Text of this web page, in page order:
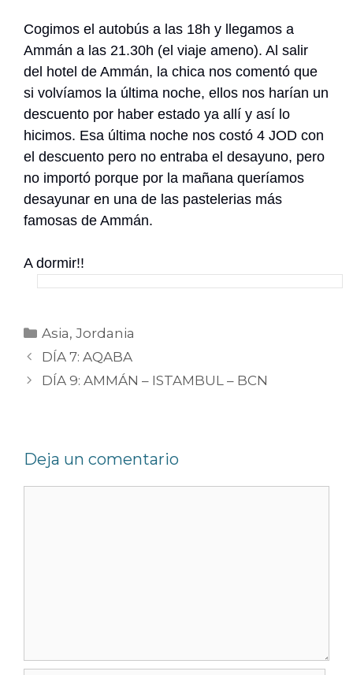
Cogimos el autobús a las 18h y llegamos a
Ammán a las 21.30h (el viaje ameno). Al salir
del hotel de Ammán, la chica nos comentó que
si volvíamos la última noche, ellos nos harían un
descuento por haber estado ya allí y así lo
hicimos. Esa última noche nos costó 4 JOD con
el descuento pero no entraba el desayuno, pero
no importó porque por la mañana queríamos
desayunar en una de las pastelerias más
famosas de Ammán.
A dormir!!
Asia,Jordania
DÍA 7: AQABA
DÍA 9: AMMÁN – ISTAMBUL – BCN
Deja un comentario